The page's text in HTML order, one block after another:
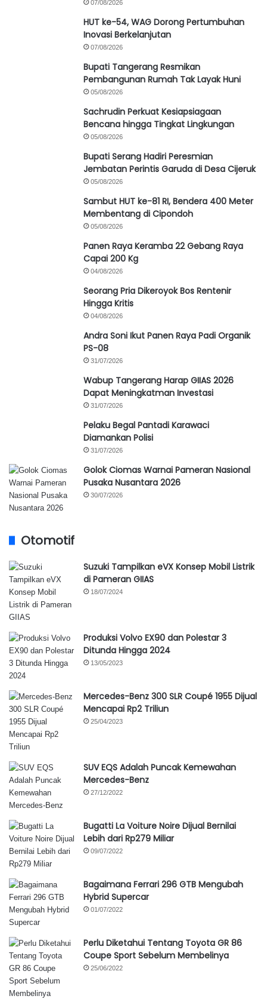
07/08/2026
HUT ke-54, WAG Dorong Pertumbuhan
Inovasi Berkelanjutan
07/08/2026
Bupati Tangerang Resmikan
Pembangunan Rumah Tak Layak Huni
05/08/2026
Sachrudin Perkuat Kesiapsiagaan
Bencana hingga Tingkat Lingkungan
05/08/2026
Bupati Serang Hadiri Peresmian
Jembatan Perintis Garuda di Desa Cijeruk
05/08/2026
Sambut HUT ke-81 RI, Bendera 400 Meter
Membentang di Cipondoh
05/08/2026
Panen Raya Keramba 22 Gebang Raya
Capai 200 Kg
04/08/2026
Seorang Pria Dikeroyok Bos Rentenir
Hingga Kritis
04/08/2026
Andra Soni Ikut Panen Raya Padi Organik
PS-08
31/07/2026
Wabup Tangerang Harap GIIAS 2026
Dapat Meningkatman Investasi
31/07/2026
Pelaku Begal Pantadi Karawaci
Diamankan Polisi
31/07/2026
Golok Ciomas Warnai Pameran Nasional
Pusaka Nusantara 2026
30/07/2026
Otomotif
Suzuki Tampilkan eVX Konsep Mobil Listrik
di Pameran GIIAS
18/07/2024
Produksi Volvo EX90 dan Polestar 3
Ditunda Hingga 2024
13/05/2023
Mercedes-Benz 300 SLR Coupé 1955 Dijual
Mencapai Rp2 Triliun
25/04/2023
SUV EQS Adalah Puncak Kemewahan
Mercedes-Benz
27/12/2022
Bugatti La Voiture Noire Dijual Bernilai
Lebih dari Rp279 Miliar
09/07/2022
Bagaimana Ferrari 296 GTB Mengubah
Hybrid Supercar
01/07/2022
Perlu Diketahui Tentang Toyota GR 86
Coupe Sport Sebelum Membelinya
25/06/2022